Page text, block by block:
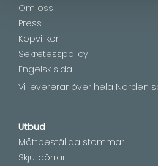
Om oss
Press
Köpvillkor
Sekretesspolicy
Engelsk sida
Vi levererar över hela Norden
Utbud
Måttbeställda stommar
Skjutdörrar